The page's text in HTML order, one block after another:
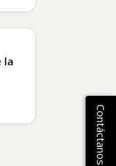
la
Contáctanos